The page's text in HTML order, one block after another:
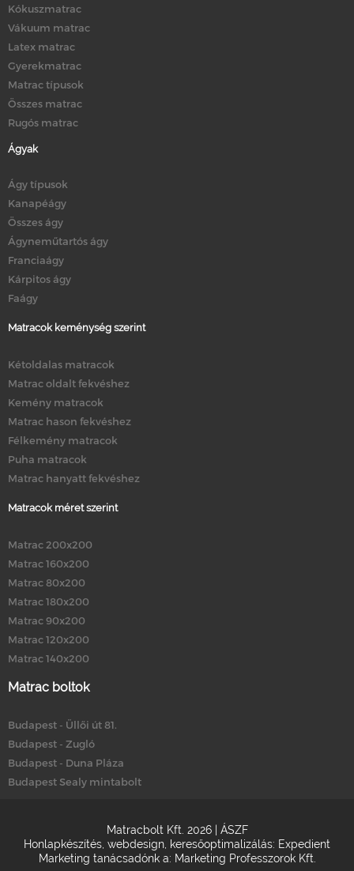
Kókuszmatrac
Vákuum matrac
Latex matrac
Gyerekmatrac
Matrac típusok
Összes matrac
Rugós matrac
Ágyak
Ágy típusok
Kanapéágy
Összes ágy
Ágyneműtartós ágy
Franciaágy
Kárpitos ágy
Faágy
Matracok keménység szerint
Kétoldalas matracok
Matrac oldalt fekvéshez
Kemény matracok
Matrac hason fekvéshez
Félkemény matracok
Puha matracok
Matrac hanyatt fekvéshez
Matracok méret szerint
Matrac 200x200
Matrac 160x200
Matrac 80x200
Matrac 180x200
Matrac 90x200
Matrac 120x200
Matrac 140x200
Matrac boltok
Budapest - Üllői út 81.
Budapest - Zugló
Budapest - Duna Pláza
Budapest Sealy mintabolt
Matracbolt Kft. 2026 | ÁSZF
Honlapkészítés webdesign keresőoptimalizálás: Expedient
Marketing tanácsadónk a: Marketing Professzorok Kft.